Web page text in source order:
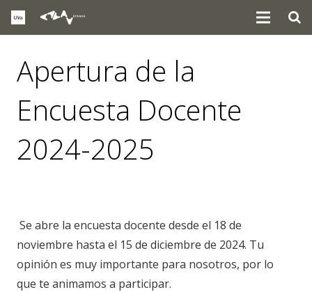
Apertura de la
Encuesta Docente
2024-2025
Se abre la encuesta docente desde el 18 de
noviembre hasta el 15 de diciembre de 2024. Tu
opinión es muy importante para nosotros, por lo
que te animamos a participar.